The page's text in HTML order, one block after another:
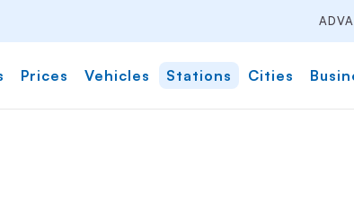
Prices Vehicles Stations Cities